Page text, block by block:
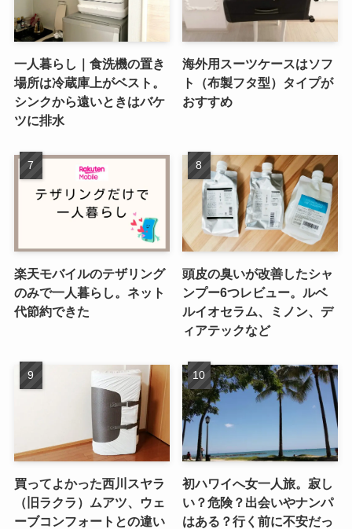
一人暮らし｜食洗機の置き
場所は冷蔵庫上がベスト。
シンクから遠いときはバケ
ツに排水
海外用スーツケースはソフ
ト（布製フタ型）タイプが
おすすめ
楽天モバイルのテザリング
のみで一人暮らし。ネット
代節約できた
頭皮の臭いが改善したシャ
ンプー6つレビュー。ルベ
ルイオセラム、ミノン、デ
ィアテックなど
買ってよかった西川スヤラ
（旧ラクラ）ムアツ、ウェ
ーブコンフォートとの違い
初ハワイへ女一人旅。寂し
い？危険？出会いやナンパ
はある？行く前に不安だっ